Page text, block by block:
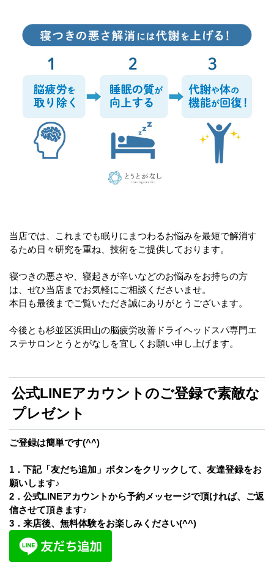
当店では、これまでも眠りにまつわるお悩みを最短で解消す
るため日々研究を重ね、技術をご提供しております。
寝つきの悪さや、寝起きが辛いなどのお悩みをお持ちの方
は、ぜひ当店までお気軽にご相談くださいませ。
本日も最後までご覧いただき誠にありがとうございます。
今後とも杉並区浜田山の脳疲労改善ドライヘッドスパ専門エ
ステサロンとうとがなしを宜しくお願い申し上げます。
公式LINEアカウントのご登録で素敵な
プレゼント
ご登録は簡単です(^^)
1．下記「友だち追加」ボタンをクリックして、友達登録をお
願いします♪
2．公式LINEアカウントから予約メッセージで頂ければ、ご返
信させて頂きます♪
3．来店後、無料体験をお楽しみください(^^)